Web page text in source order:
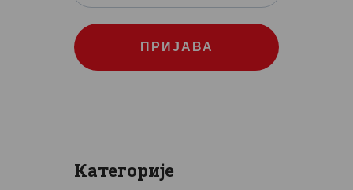
ПРИЈАВА
Категорије